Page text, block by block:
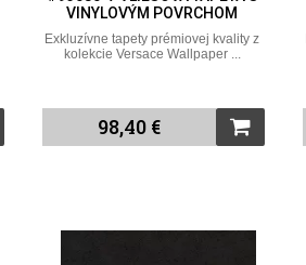
VINYLOVÝM POVRCHOM
Exkluzívne tapety prémiovej kvality z
kolekcie Versace Wallpaper ...
98,40 €